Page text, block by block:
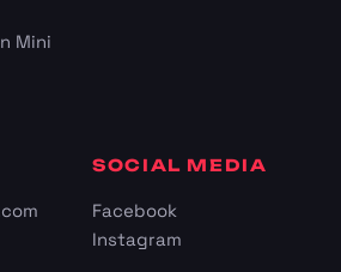
Mini
SOCIAL MEDIA
Facebook
Instagram